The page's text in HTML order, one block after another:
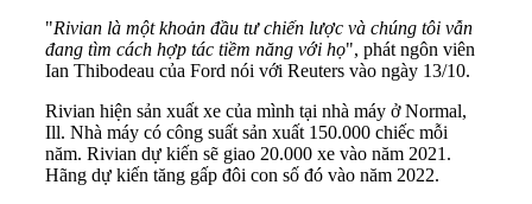
"Rivian là một khoản đầu tư chiến lược và chúng tôi vẫn
đang tìm cách hợp tác tiềm năng với họ", phát ngôn viên
Ian Thibodeau của Ford nói với Reuters vào ngày 13/10.
Rivian hiện sản xuất xe của mình tại nhà máy ở Normal,
Ill. Nhà máy có công suất sản xuất 150.000 chiếc mỗi
năm. Rivian dự kiến sẽ giao 20.000 xe vào năm 2021.
Hãng dự kiến tăng gấp đôi con số đó vào năm 2022.